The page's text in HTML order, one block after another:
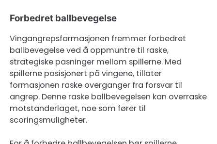
Forbedret ballbevegelse
Vingangrepsformasjonen fremmer forbedret
ballbevegelse ved å oppmuntre til raske,
strategiske pasninger mellom spillerne. Med
spillerne posisjonert på vingene, tillater
formasjonen raske overganger fra forsvar til
angrep. Denne raske ballbevegelsen kan overraske
motstanderlaget, noe som fører til
scoringsmuligheter.